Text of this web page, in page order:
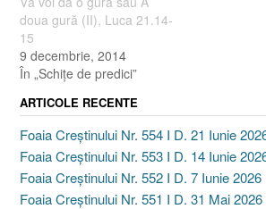
doua gură (II), Luca 21.14-
15
9 decembrie, 2014
În „Schiţe de predici”
ARTICOLE RECENTE
Foaia Creștinului Nr. 554 I D. 21 Iunie
Foaia Creștinului Nr. 553 I D. 14 Iunie
Foaia Creștinului Nr. 552 I D. 7 Iunie 2026
Foaia Creștinului Nr. 551 I D. 31 Mai 2026